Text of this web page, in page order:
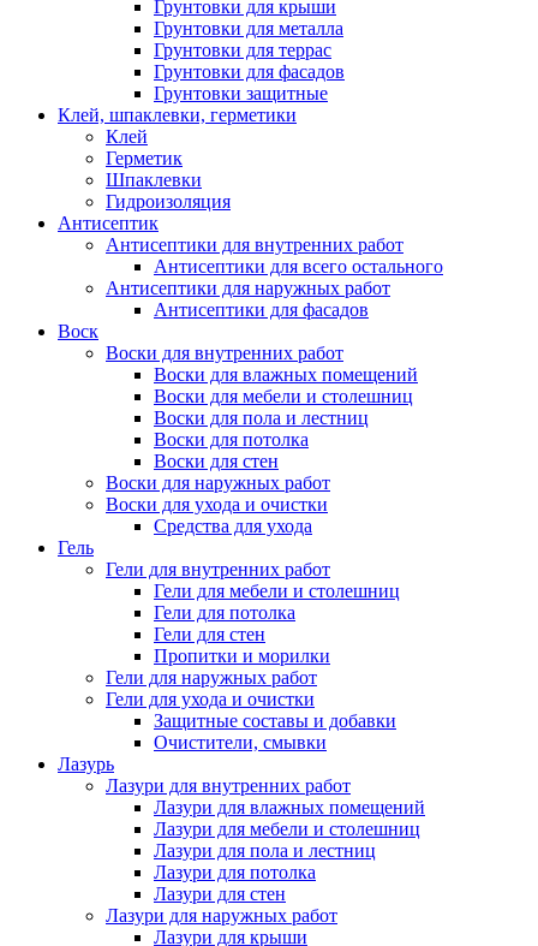
Грунтовки для крыши
Грунтовки для металла
Грунтовки для террас
Грунтовки для фасадов
Грунтовки защитные
Клей, шпаклевки, герметики
Клей
Герметик
Шпаклевки
Гидроизоляция
Антисептик
Антисептики для внутренних работ
Антисептики для всего остального
Антисептики для наружных работ
Антисептики для фасадов
Воск
Воски для внутренних работ
Воски для влажных помещений
Воски для мебели и столешниц
Воски для пола и лестниц
Воски для потолка
Воски для стен
Воски для наружных работ
Воски для ухода и очистки
Средства для ухода
Гель
Гели для внутренних работ
Гели для мебели и столешниц
Гели для потолка
Гели для стен
Пропитки и морилки
Гели для наружных работ
Гели для ухода и очистки
Защитные составы и добавки
Очистители, смывки
Лазурь
Лазури для внутренних работ
Лазури для влажных помещений
Лазури для мебели и столешниц
Лазури для пола и лестниц
Лазури для потолка
Лазури для стен
Лазури для наружных работ
Лазури для крыши